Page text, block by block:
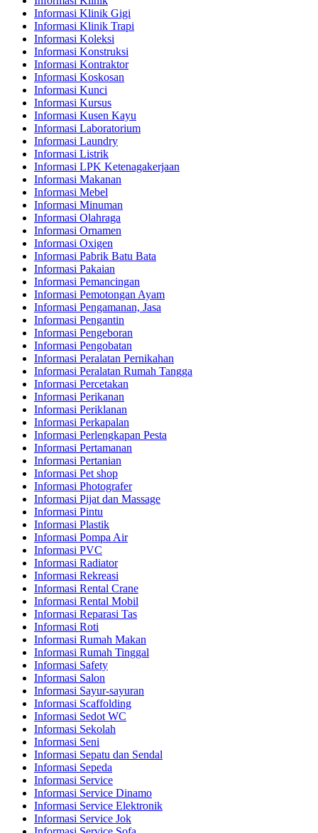
Informasi Klinik Gigi
Informasi Klinik Trapi
Informasi Koleksi
Informasi Konstruksi
Informasi Kontraktor
Informasi Koskosan
Informasi Kunci
Informasi Kursus
Informasi Kusen Kayu
Informasi Laboratorium
Informasi Laundry
Informasi Listrik
Informasi LPK Ketenagakerjaan
Informasi Makanan
Informasi Mebel
Informasi Minuman
Informasi Olahraga
Informasi Ornamen
Informasi Oxigen
Informasi Pabrik Batu Bata
Informasi Pakaian
Informasi Pemancingan
Informasi Pemotongan Ayam
Informasi Pengamanan, Jasa
Informasi Pengantin
Informasi Pengeboran
Informasi Pengobatan
Informasi Peralatan Pernikahan
Informasi Peralatan Rumah Tangga
Informasi Percetakan
Informasi Perikanan
Informasi Periklanan
Informasi Perkapalan
Informasi Perlengkapan Pesta
Informasi Pertamanan
Informasi Pertanian
Informasi Pet shop
Informasi Photografer
Informasi Pijat dan Massage
Informasi Pintu
Informasi Plastik
Informasi Pompa Air
Informasi PVC
Informasi Radiator
Informasi Rekreasi
Informasi Rental Crane
Informasi Rental Mobil
Informasi Reparasi Tas
Informasi Roti
Informasi Rumah Makan
Informasi Rumah Tinggal
Informasi Safety
Informasi Salon
Informasi Sayur-sayuran
Informasi Scaffolding
Informasi Sedot WC
Informasi Sekolah
Informasi Seni
Informasi Sepatu dan Sendal
Informasi Sepeda
Informasi Service
Informasi Service Dinamo
Informasi Service Elektronik
Informasi Service Jok